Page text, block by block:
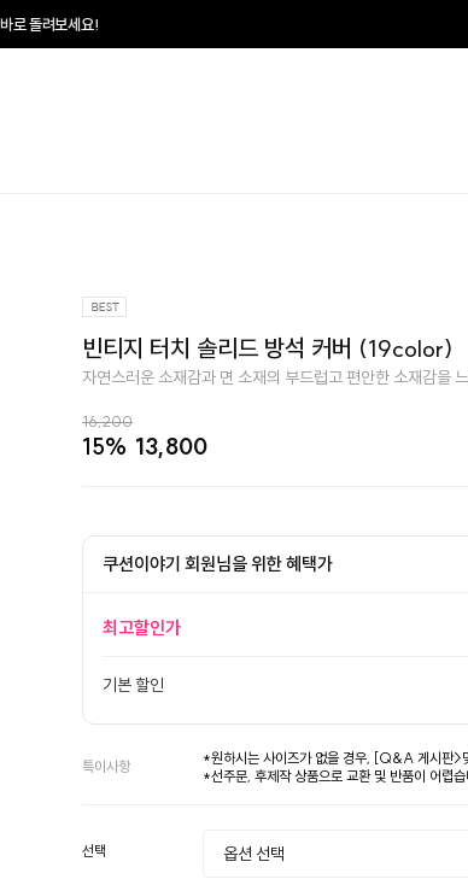
돌려보세요!
빈티지 터치 솔리드 방석 커버 (19color)
자연스러운 소재감과 면 소재의 부드럽고 편안한 소재감을
16,200
15% 13,800
쿠션이야기 회원님을 위한 혜택가
최고할인가
기본 할인
특이사항
*원하시는 사이즈가 없을 경우, [Q&A 게시판>
*선주문, 후제작 상품으로 교환 및 반품이 어렵
선택